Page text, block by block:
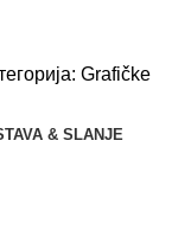
Grafičke
& SLANJE